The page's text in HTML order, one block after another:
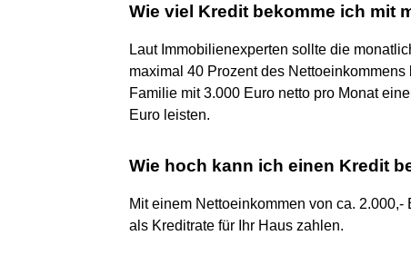
Wie viel Kredit bekomme ich mit
Laut Immobilienexperten sollte die
maximal 40 Prozent des
Familie mit 3.000 Euro netto pro Monat
Euro leisten.
Wie hoch kann ich einen Kredit
Mit einem Nettoeinkommen von ca.
als Kreditrate für Ihr Haus zahlen.